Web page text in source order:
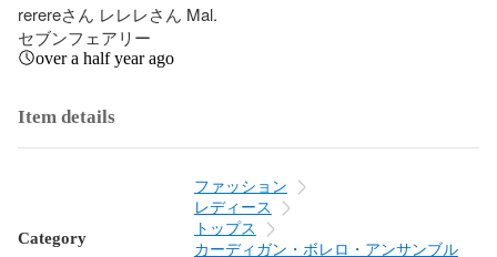
rerereさん レレレさん Mal.
セブンフェアリー
over a half year ago
Item details
Category
ファッション
レディース
トップス
カーディガン・ボレロ・アンサンブル